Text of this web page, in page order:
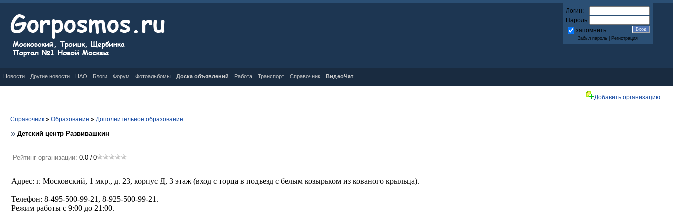
Логин:
Пароль:
запомнить
Забыл пароль Регистрация
Новости Другие новости НАО Блоги Форум Фотоальбомы Доска объявлений Работа Транспорт Справочник ВидеоЧат
Справочник » Образование » Дополнительное образование
Детский центр Развивашкин
Рейтинг организации: 0.0 /0
Адрес: г. Московский, 1 мкр., д. 23, корпус Д, 3 этаж (вход с торца в подъезд с белым козырьком из кованого крыльца).
Телефон: 8-495-500-99-21, 8-925-500-99-21.
Режим работы с 9:00 до 21:00.
Добавить организацию